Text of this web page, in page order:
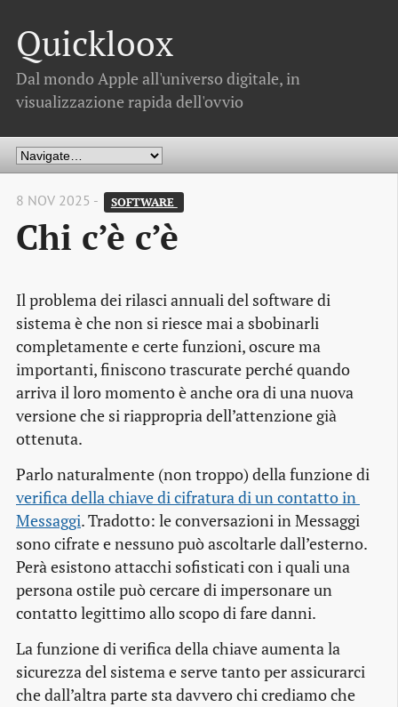
Quickloox
Dal mondo Apple all'universo digitale, in
visualizzazione rapida dell'ovvio
8 NOV 2025 - SOFTWARE
Chi c’è c’è
Il problema dei rilasci annuali del software di
sistema è che non si riesce mai a sbobinarli
completamente e certe funzioni, oscure ma
importanti, finiscono trascurate perché quando
arriva il loro momento è anche ora di una nuova
versione che si riappropria dell’attenzione già
ottenuta.
Parlo naturalmente (non troppo) della funzione di
verifica della chiave di cifratura di un contatto in
Messaggi. Tradotto: le conversazioni in Messaggi
sono cifrate e nessuno può ascoltarle dall’esterno.
Perà esistono attacchi sofisticati con i quali una
persona ostile può cercare di impersonare un
contatto legittimo allo scopo di fare danni.
La funzione di verifica della chiave aumenta la
sicurezza del sistema e serve tanto per assicurarci
che dall’altra parte sta davvero chi crediamo che